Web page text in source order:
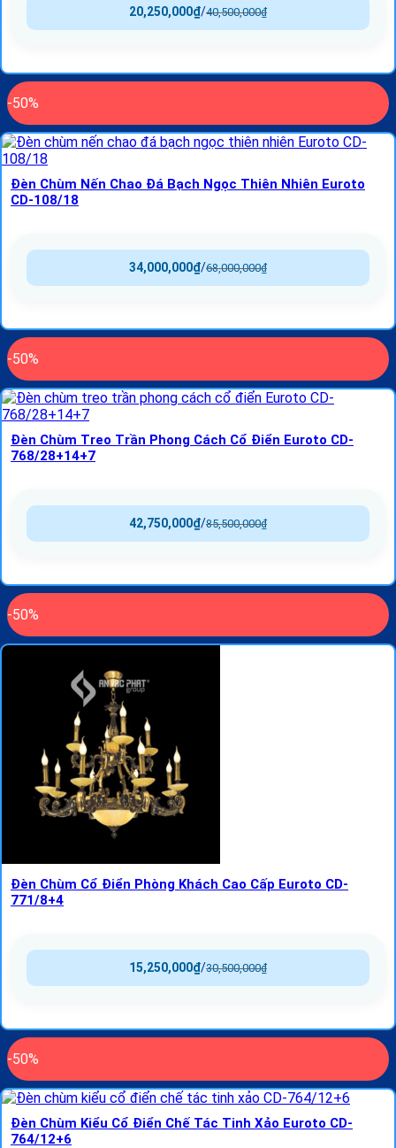
40,500,000₫
/
20,250,000₫
-50%
Đèn Chùm Nến Chao Đá Bạch Ngọc Thiên Nhiên Euroto
CD-108/18
68,000,000₫
/
34,000,000₫
-50%
Đèn Chùm Treo Trần Phong Cách Cổ Điển Euroto CD-
768/28+14+7
85,500,000₫
/
42,750,000₫
-50%
Đèn Chùm Cổ Điển Phòng Khách Cao Cấp Euroto CD-
771/8+4
30,500,000₫
/
15,250,000₫
-50%
Đèn Chùm Kiểu Cổ Điển Chế Tác Tinh Xảo Euroto CD-
764/12+6